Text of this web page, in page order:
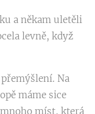
a někam uletěli
levně, když
Na
máme sice
míst, která